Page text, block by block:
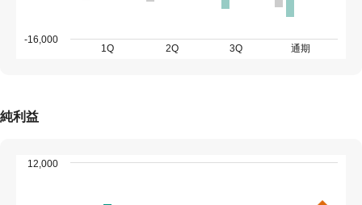
1Q 2Q 3Q 通期
-16,000
純利益
12,000